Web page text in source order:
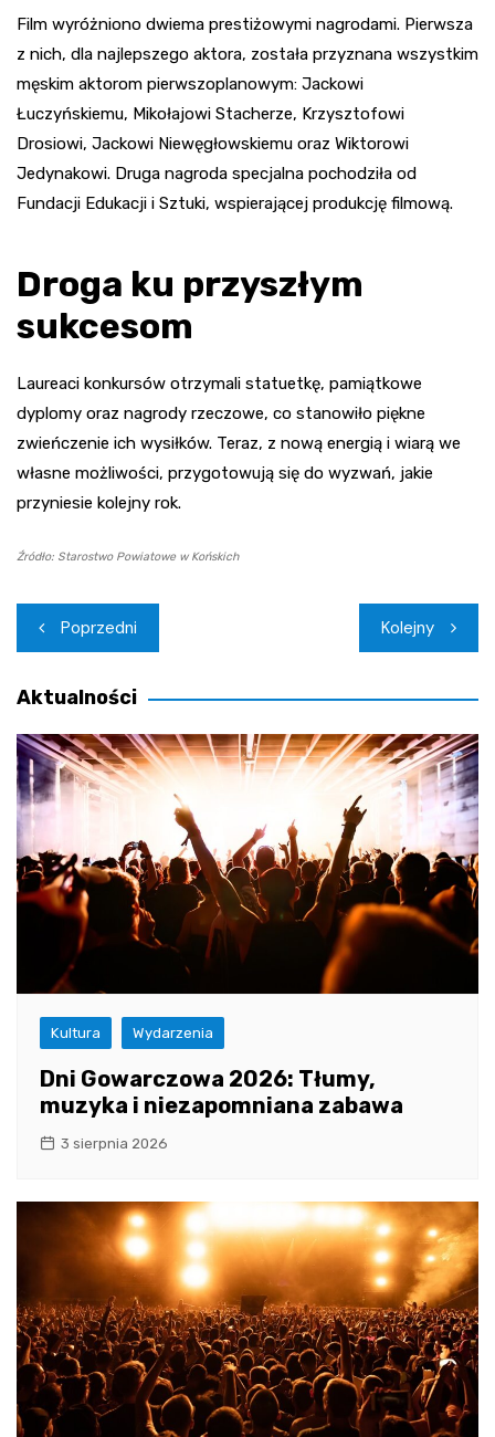
Film wyróżniono dwiema prestiżowymi nagrodami. Pierwsza
z nich, dla najlepszego aktora, została przyznana wszystkim
męskim aktorom pierwszoplanowym: Jackowi
Łuczyńskiemu, Mikołajowi Stacherze, Krzysztofowi
Drosiowi, Jackowi Niewęgłowskiemu oraz Wiktorowi
Jedynakowi. Druga nagroda specjalna pochodziła od
Fundacji Edukacji i Sztuki, wspierającej produkcję filmową.
Droga ku przyszłym
sukcesom
Laureaci konkursów otrzymali statuetkę, pamiątkowe
dyplomy oraz nagrody rzeczowe, co stanowiło piękne
zwieńczenie ich wysiłków. Teraz, z nową energią i wiarą we
własne możliwości, przygotowują się do wyzwań, jakie
przyniesie kolejny rok.
Źródło: Starostwo Powiatowe w Końskich
Nawigacja
wpisu
Poprzedni Kolejny
Aktualności
Kultura Wydarzenia
Dni Gowarczowa 2026: Tłumy,
muzyka i niezapomniana zabawa
3 sierpnia 2026